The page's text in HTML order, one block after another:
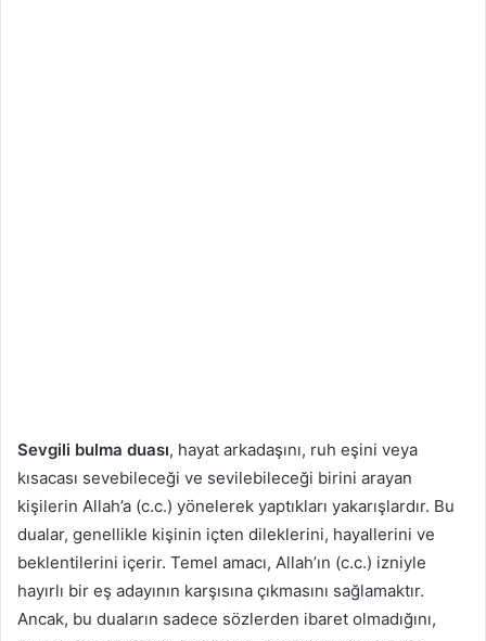
Sevgili bulma duası, hayat arkadaşını, ruh eşini veya
kısacası sevebileceği ve sevilebileceği birini arayan
kişilerin Allah’a (c.c.) yönelerek yaptıkları yakarışlardır. Bu
dualar, genellikle kişinin içten dileklerini, hayallerini ve
beklentilerini içerir. Temel amacı, Allah’ın (c.c.) izniyle
hayırlı bir eş adayının karşısına çıkmasını sağlamaktır.
Ancak, bu duaların sadece sözlerden ibaret olmadığını,